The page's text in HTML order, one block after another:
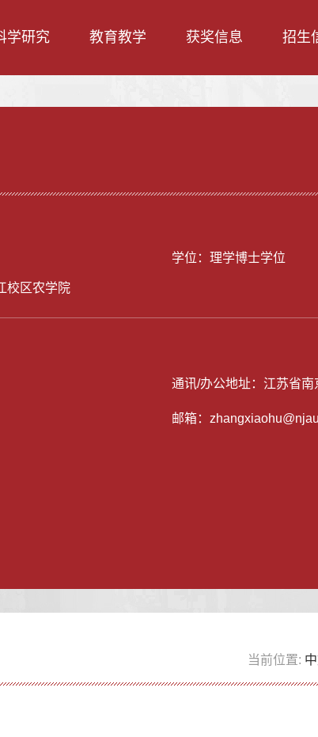
学研究 教育教学 获奖信息 招生
学位：理学博士学位
校区农学院
通讯/办公地址： 江苏省南
邮箱：
当前位置: